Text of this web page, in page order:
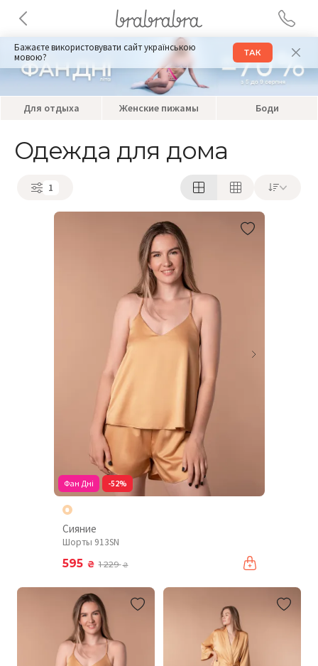
Бажаєте використовувати сайт українською
мовою?
ТАК
Для отдыха Женские пижамы Боди
Одежда для дома
1
Фан Дні -52%
Сияние
Шорты 913SN
595 ₴ 1 229₴